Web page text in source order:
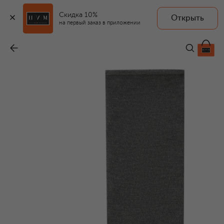
Скидка 10%
на первый заказ в приложении
Открыть
42 150 ₽